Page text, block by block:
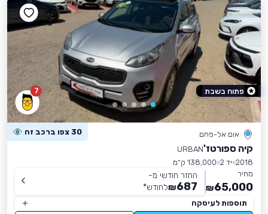
7
אום אל-פחם 30 צפו ברכב זה
קיה ספורטז'URBAN
2018 יד 2
138,000 ק״מ
מחיר
65,000
₪
החזר חודשי מ-
687
₪לחודש*
תוספות לעיסקה
פתוח בשבת